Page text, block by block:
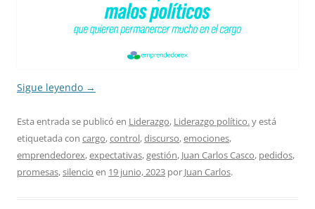
Sigue leyendo →
Esta entrada se publicó en Liderazgo, Liderazgo político.y está
etiquetada con cargo,control,discurso,emociones,
emprendedorex,expectativas,gestión, Juan Carlos Casco, pedidos,
promesas,silencio en 19 junio, 2023 por Juan Carlos.